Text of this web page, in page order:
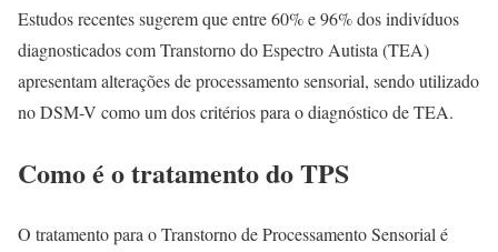
Estudos recentes sugerem que entre 60% e 96% dos indivíduos
diagnosticados com Transtorno do Espectro Autista (TEA)
apresentam alterações de processamento sensorial, sendo utilizado
no DSM-V como um dos critérios para o diagnóstico de TEA.
Como é o tratamento do TPS
O tratamento para o Transtorno de Processamento Sensorial é